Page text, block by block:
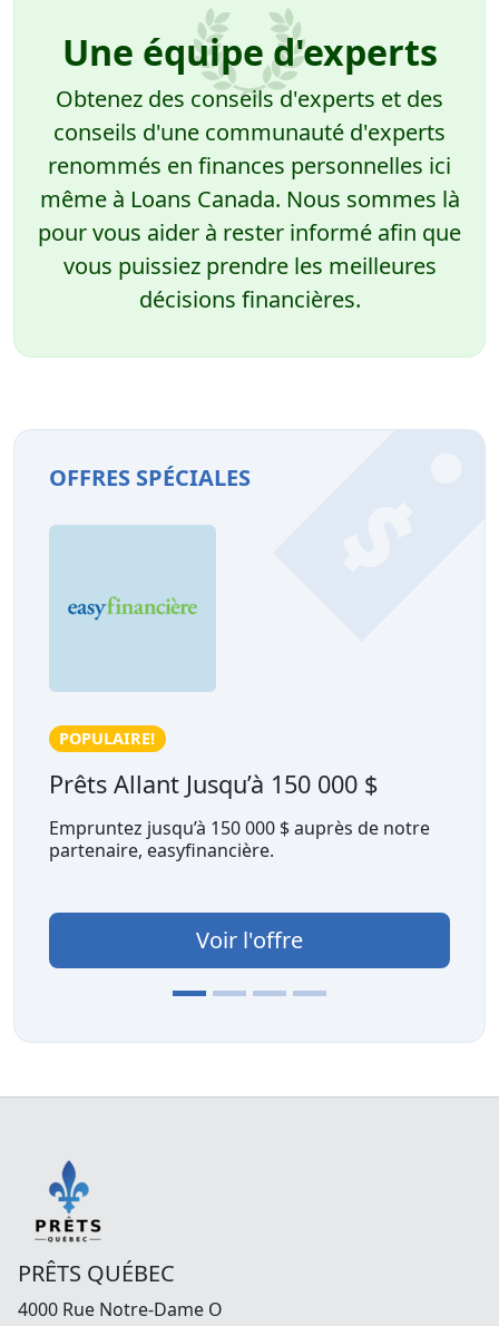
Une équipe d'experts
Obtenez des conseils d'experts et des
conseils d'une communauté d'experts
renommés en finances personnelles ici
même à Loans Canada. Nous sommes là
pour vous aider à rester informé afin que
vous puissiez prendre les meilleures
décisions financières.
OFFRES SPÉCIALES
POPULAIRE!
Allant Jusqu’à 150 000 $
jusqu’à 150 000 $ auprès de notre
easyfinancière.
Voir l'offre
Financez
PRÊTS QUÉBEC